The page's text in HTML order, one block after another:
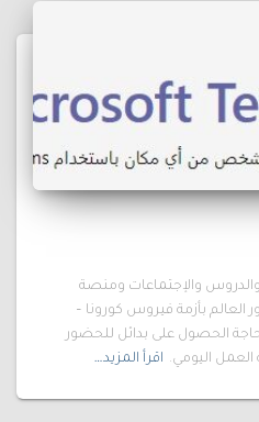
والإجتماعات ومنصة
العالم بأزمة فيروس كورونا –
الحصول على بدائل للحضور
العمل اليومي. اقرأ المزيد…